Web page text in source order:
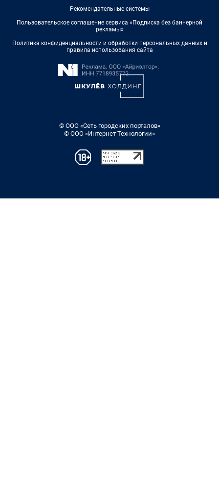
Рекомендательные системы
Пользовательское соглашение сервиса «Подписка без баннерной
рекламы»
Политика конфиденциальности и обработки персональных данных и
правила использования сайта
© ООО «Сеть городских порталов»
© ООО «Интернет Технологии»